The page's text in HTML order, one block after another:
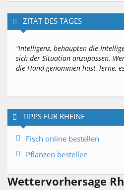
ZITAT DES TAGES
"Intelligenz, behaupten die
sich der Situation anzupassen.
die Hand genommen hast, lerne,
TIPPS FÜR RHEINE
Fisch online bestellen
Pflanzen bestellen
Wettervorhersage